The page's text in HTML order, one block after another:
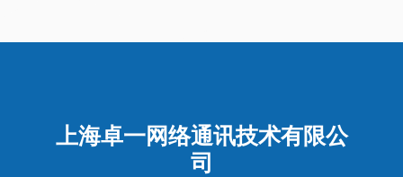
上海卓一网络通讯技术有限公
司